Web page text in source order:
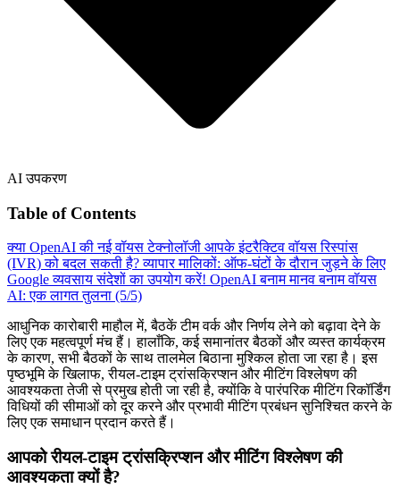
AI उपकरण
Table of Contents
क्या OpenAI की नई वॉयस टेक्नोलॉजी आपके इंटरैक्टिव वॉयस रिस्पांस
(IVR) को बदल सकती है?व्यापार मालिकों: ऑफ-घंटों के दौरान जुड़ने के लिए
Google व्यवसाय संदेशों का उपयोग करें! OpenAI बनाम मानव बनाम वॉयस
AI: एक लागत तुलना (5/5)
आधुनिक कारोबारी माहौल में, बैठकें टीम वर्क और निर्णय लेने को बढ़ावा देने के
लिए एक महत्वपूर्ण मंच हैं। हालाँकि, कई समानांतर बैठकों और व्यस्त कार्यक्रम
के कारण, सभी बैठकों के साथ तालमेल बिठाना मुश्किल होता जा रहा है। इस
पृष्ठभूमि के खिलाफ, रीयल-टाइम ट्रांसक्रिप्शन और मीटिंग विश्लेषण की
आवश्यकता तेजी से प्रमुख होती जा रही है, क्योंकि वे पारंपरिक मीटिंग रिकॉर्डिंग
विधियों की सीमाओं को दूर करने और प्रभावी मीटिंग प्रबंधन सुनिश्चित करने के
लिए एक समाधान प्रदान करते हैं।
आपको रीयल-टाइम ट्रांसक्रिप्शन और मीटिंग विश्लेषण की
आवश्यकता क्यों है?